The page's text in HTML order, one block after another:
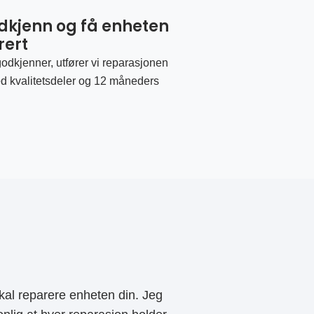
og få enheten
utfører vi reparasjonen
kvalitetsdeler og 12 måneders
reparere enheten din. Jeg